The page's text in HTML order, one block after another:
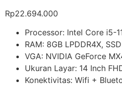
Rp22.694.000
Processor: Intel Core i5-
RAM: 8GB LPDDR4X,
VGA: NVIDIA GeForce
Ukuran Layar: 14 Inch
Konektivitas: Wifi +